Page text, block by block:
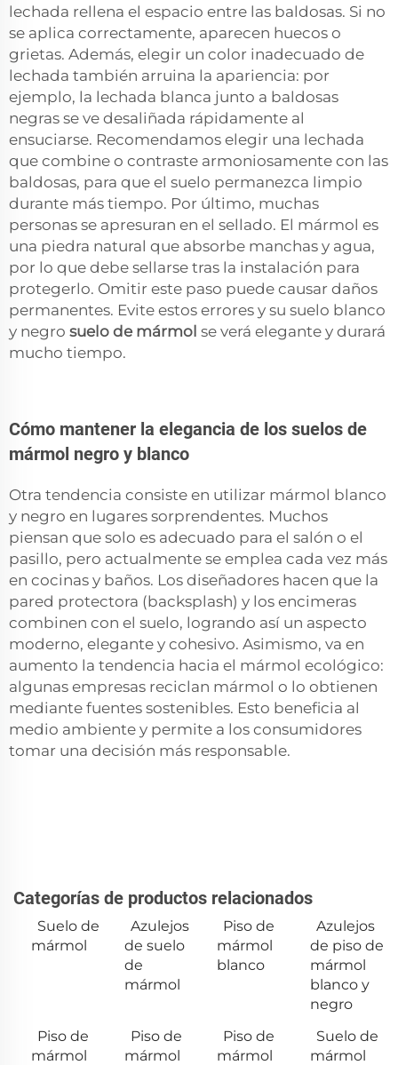
lechada rellena el espacio entre las baldosas. Si no
se aplica correctamente, aparecen huecos o
grietas. Además, elegir un color inadecuado de
lechada también arruina la apariencia: por
ejemplo, la lechada blanca junto a baldosas
negras se ve desaliñada rápidamente al
ensuciarse. Recomendamos elegir una lechada
que combine o contraste armoniosamente con las
baldosas, para que el suelo permanezca limpio
durante más tiempo. Por último, muchas
personas se apresuran en el sellado. El mármol es
una piedra natural que absorbe manchas y agua,
por lo que debe sellarse tras la instalación para
protegerlo. Omitir este paso puede causar daños
permanentes. Evite estos errores y su suelo blanco
y negro suelo de mármol se verá elegante y durará
mucho tiempo.
Cómo mantener la elegancia de los suelos de
mármol negro y blanco
Otra tendencia consiste en utilizar mármol blanco
y negro en lugares sorprendentes. Muchos
piensan que solo es adecuado para el salón o el
pasillo, pero actualmente se emplea cada vez más
en cocinas y baños. Los diseñadores hacen que la
pared protectora (backsplash) y los encimeras
combinen con el suelo, logrando así un aspecto
moderno, elegante y cohesivo. Asimismo, va en
aumento la tendencia hacia el mármol ecológico:
algunas empresas reciclan mármol o lo obtienen
mediante fuentes sostenibles. Esto beneficia al
medio ambiente y permite a los consumidores
tomar una decisión más responsable.
Categorías de productos relacionados
Suelo de
mármol
Azulejos
de suelo
de
mármol
Piso de
mármol
blanco
Azulejos
de piso de
mármol
blanco y
negro
Piso de
mármol
Piso de
mármol
Piso de
mármol
Suelo de
mármol